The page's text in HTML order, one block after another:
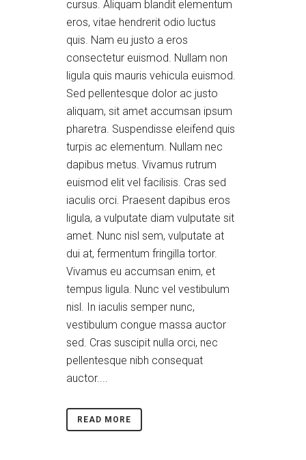
cursus. Aliquam blandit elementum
eros, vitae hendrerit odio luctus
quis. Nam eu justo a eros
consectetur euismod. Nullam non
ligula quis mauris vehicula euismod.
Sed pellentesque dolor ac justo
aliquam, sit amet accumsan ipsum
pharetra. Suspendisse eleifend quis
turpis ac elementum. Nullam nec
dapibus metus. Vivamus rutrum
euismod elit vel facilisis. Cras sed
iaculis orci. Praesent dapibus eros
ligula, a vulputate diam vulputate sit
amet. Nunc nisl sem, vulputate at
dui at, fermentum fringilla tortor.
Vivamus eu accumsan enim, et
tempus ligula. Nunc vel vestibulum
nisl. In iaculis semper nunc,
vestibulum congue massa auctor
sed. Cras suscipit nulla orci, nec
pellentesque nibh consequat
auctor....
READ MORE